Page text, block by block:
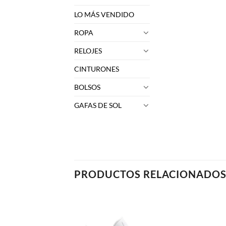
LO MÁS VENDIDO
ROPA
RELOJES
CINTURONES
BOLSOS
GAFAS DE SOL
PRODUCTOS RELACIONADOS